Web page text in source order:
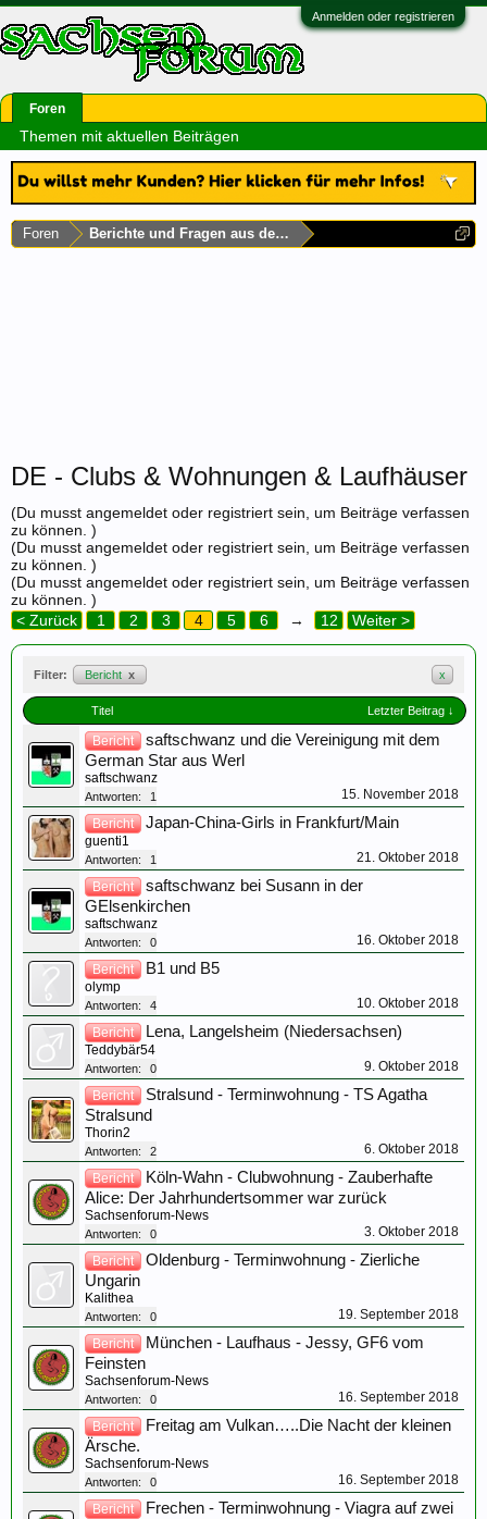
Anmelden oder registrieren
Foren Berichte und Fragen aus dem Rest Deutschlands
DE - Clubs & Wohnungen & Laufhäuser
(Du musst angemeldet oder registriert sein, um Beiträge verfassen
zu können. )
(Du musst angemeldet oder registriert sein, um Beiträge verfassen
zu können. )
(Du musst angemeldet oder registriert sein, um Beiträge verfassen
zu können. )
< Zurück
1 2 3 4 5 6 → 12 Weiter >
Filter: Bericht x x
Titel Letzter Beitrag ↓
Bericht
saftschwanz und die Vereinigung mit dem
German Star aus Werl
saftschwanz
Antworten: 1 15. November 2018
Bericht Japan-China-Girls in Frankfurt/Main
guenti1
Antworten: 1 21. Oktober 2018
Bericht
saftschwanz bei Susann in der
GElsenkirchen
saftschwanz
Antworten: 0 16. Oktober 2018
Bericht B1 und B5
olymp
Antworten: 4 10. Oktober 2018
Bericht Lena, Langelsheim (Niedersachsen)
Teddybär54
Antworten: 0 9. Oktober 2018
Bericht
Stralsund - Terminwohnung - TS Agatha
Stralsund
Thorin2
Antworten: 2 6. Oktober 2018
Bericht
Köln-Wahn - Clubwohnung - Zauberhafte
Alice: Der Jahrhundertsommer war zurück
Sachsenforum-News
Antworten: 0 3. Oktober 2018
Bericht
Oldenburg - Terminwohnung - Zierliche
Ungarin
Kalithea
Antworten: 0 19. September 2018
Bericht
München - Laufhaus - Jessy, GF6 vom
Feinsten
Sachsenforum-News
Antworten: 0 16. September 2018
Bericht
Freitag am Vulkan…..Die Nacht der kleinen
Ärsche.
Sachsenforum-News
Antworten: 0 16. September 2018
Bericht
Frechen - Terminwohnung - Viagra auf zwei
Foren
Themen mit aktuellen Beiträgen